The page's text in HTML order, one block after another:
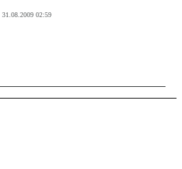
31.08.2009 02:59